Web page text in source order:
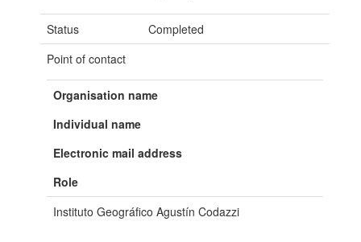
Status
Completed
Point of contact
Organisation name
Individual name
Electronic mail address
Role
Instituto Geográfico Agustín Codazzi